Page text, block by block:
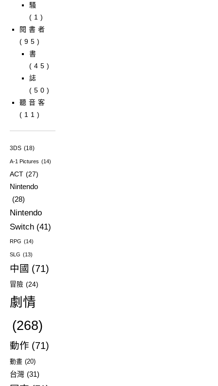
騷
(1)
閱書者
(95)
書
(45)
誌
(50)
聽音客
(11)
3DS (18)
A-1 Pictures (14)
ACT (27)
Nintendo
(28)
Nintendo
Switch (41)
RPG (14)
SLG (13)
中國 (71)
冒險 (24)
劇情
(268)
動作 (71)
動畫 (20)
台灣 (31)